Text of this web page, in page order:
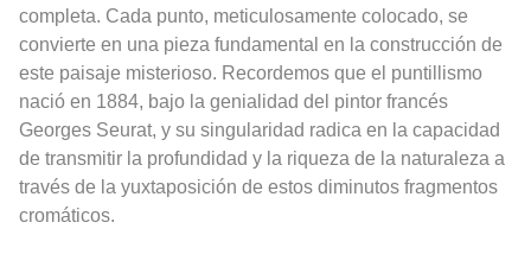
completa. Cada punto, meticulosamente colocado, se
convierte en una pieza fundamental en la construcción de
este paisaje misterioso. Recordemos que el puntillismo
nació en 1884, bajo la genialidad del pintor francés
Georges Seurat, y su singularidad radica en la capacidad
de transmitir la profundidad y la riqueza de la naturaleza a
través de la yuxtaposición de estos diminutos fragmentos
cromáticos.